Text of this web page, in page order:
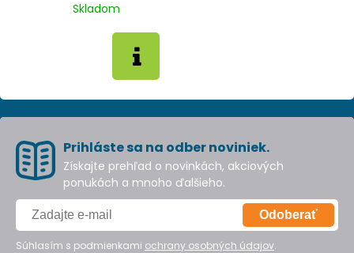
Skladom
Prihláste sa na odber noviniek.
Získajte prehľad o novinkách, akciových
ponukách a mnoho ďalšieho.
Odoberať
Súhlasím s podmienkami ochrany osobných údajov.